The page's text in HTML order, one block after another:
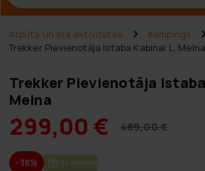
Atpūta un āra aktivitātes Kempings
Trekker Pievienotāja Istaba Kabinai L, Melna
Trekker Pievienotāja
Melna
299,00 € 489,00 €
-38% BEZ­MAK­SAS PIE­GĀ­DE